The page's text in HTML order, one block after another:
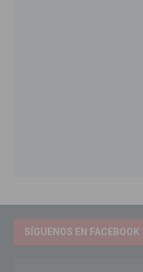
SÍGUENOS EN FACEBOOK